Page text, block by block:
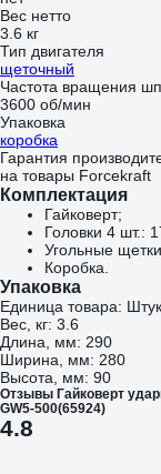
Вес нетто
3.6 кг
Тип двигателя
щеточный
Частота вращения
3600 об/мин
Упаковка
коробка
Гарантия
на товары Forcekraft
Комплектация
Гайковерт;
Головки 4 шт.:
Угольные
Коробка.
Упаковка
Единица товара:
Вес, кг: 3.6
Длина, мм: 290
Ширина, мм: 280
Высота, мм: 90
Отзывы Гайковерт
GW5-500(65924)
4.8